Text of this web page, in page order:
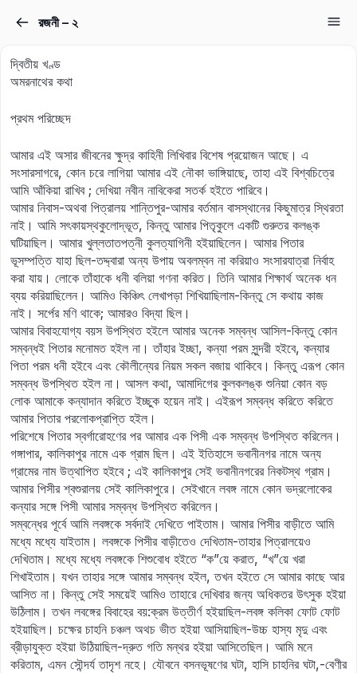
রজনী – ২
দ্বিতীয় খণ্ড
অমরনাথের কথা
প্রথম পরিচ্ছেদ
আমার এই অসার জীবনের ক্ষুদ্র কাহিনী লিখিবার বিশেষ প্রয়োজন আছে। এ
সংসারসাগরে, কোন চরে লাগিয়া আমার এই নৌকা ভাঙ্গিয়াছে, তাহা এই বিশ্বচিত্রে
আমি আঁকিয়া রাখিব ; দেখিয়া নবীন নাবিকেরা সতর্ক হইতে পারিবে।
আমার নিবাস-অথবা পিত্রালয় শান্তিপুর-আমার বর্তমান বাসস্থানের কিছুমাত্র স্থিরতা
নাই। আমি সৎকায়স্থকুলোদ্ভূত, কিন্তু আমার পিতৃকুলে একটি গুরুতর কলঙ্ক
ঘটিয়াছিল। আমার খুল্লতাতপত্নী কুলত্যাগিনী হইয়াছিলেন। আমার পিতার
ভূসম্পত্তি যাহা ছিল-তদ্দ্বারা অন্য উপায় অবলম্বন না করিয়াও সংসারযাত্রা নির্বাহ
করা যায়। লোকে তাঁহাকে ধনী বলিয়া গণনা করিত। তিনি আমার শিক্ষার্থ অনেক ধন
ব্যয় করিয়াছিলেন। আমিও কিঞ্চিৎ লেখাপড়া শিখিয়াছিলাম-কিন্তু সে কথায় কাজ
নাই। সর্পের মণি থাকে; আমারও বিদ্যা ছিল।
আমার বিবাহযোগ্য বয়স উপস্থিত হইলে আমার অনেক সম্বন্ধ আসিল-কিন্তু কোন
সম্বন্ধই পিতার মনোমত হইল না। তাঁহার ইচ্ছা, কন্যা পরম সুন্দরী হইবে, কন্যার
পিতা পরম ধনী হইবে এবং কৌলীন্যের নিয়ম সকল বজায় থাকিবে। কিন্তু এরূপ কোন
সম্বন্ধ উপস্থিত হইল না। আসল কথা, আমাদিগের কুলকলঙ্ক শুনিয়া কোন বড়
লোক আমাকে কন্যাদান করিতে ইচ্ছুক হয়েন নাই। এইরূপ সম্বন্ধ করিতে করিতে
আমার পিতার পরলোকপ্রাপ্তি হইল।
পরিশেষে পিতার স্বর্গারোহণের পর আমার এক পিসী এক সম্বন্ধ উপস্থিত করিলেন।
গঙ্গাপার, কালিকাপুর নামে এক গ্রাম ছিল। এই ইতিহাসে ভবানীনগর নামে অন্য
গ্রামের নাম উত্থাপিত হইবে ; এই কালিকাপুর সেই ভবানীনগরের নিকটস্থ গ্রাম।
আমার পিসীর শ্বশুরালয় সেই কালিকাপুরে। সেইখানে লবঙ্গ নামে কোন ভদ্রলোকের
কন্যার সঙ্গে পিসী আমার সম্বন্ধ উপস্থিত করিলেন।
সম্বন্ধের পূর্বে আমি লবঙ্গকে সর্বদাই দেখিতে পাইতাম। আমার পিসীর বাড়ীতে আমি
মধ্যে মধ্যে যাইতাম। লবঙ্গকে পিসীর বাড়ীতেও দেখিতাম-তাহার পিত্রালয়েও
দেখিতাম। মধ্যে মধ্যে লবঙ্গকে শিশুবোধ হইতে “ক”য়ে করাত, “খ”য়ে খরা
শিখাইতাম। যখন তাহার সঙ্গে আমার সম্বন্ধ হইল, তখন হইতে সে আমার কাছে আর
আসিত না। কিন্তু সেই সময়েই আমিও তাহারে দেখিবার জন্য অধিকতর উৎসুক হইয়া
উঠিলাম। তখন লবঙ্গের বিবাহের বয়:ক্রম উত্তীর্ণ হইয়াছিল-লবঙ্গ কলিকা ফোট ফোট
হইয়াছিল। চক্ষের চাহনি চঞ্চল অথচ ভীত হইয়া আসিয়াছিল-উচ্চ হাস্য মৃদু এবং
ব্রীড়াযুক্ত হইয়া উঠিয়াছিল-দ্রুত গতি মন্থর হইয়া আসিতেছিল। আমি মনে
করিতাম, এমন সৌন্দর্য তাদৃশ নহে। যৌবনে বসনভূষণের ঘটা, হাসি চাহনির ঘটা,-বেণীর
Remember me Lost your password?